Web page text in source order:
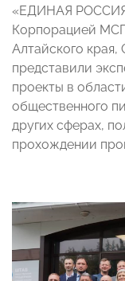
«ЕДИНАЯ
Корпорацией
Алтайского
представили
проекты в
общественного
других сферах,
прохождении